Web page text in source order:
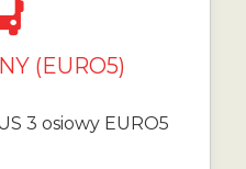
(EURO5)
3 osiowy EURO5